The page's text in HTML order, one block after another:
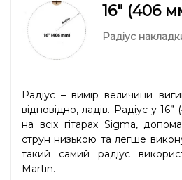
16" (406
Радіус
Радіус – вимір величини
відповідно, ладів. Радіус у 16”
на всіх гітарах Sigma,
струн низькою та легше
такий самий радіус
Martin.